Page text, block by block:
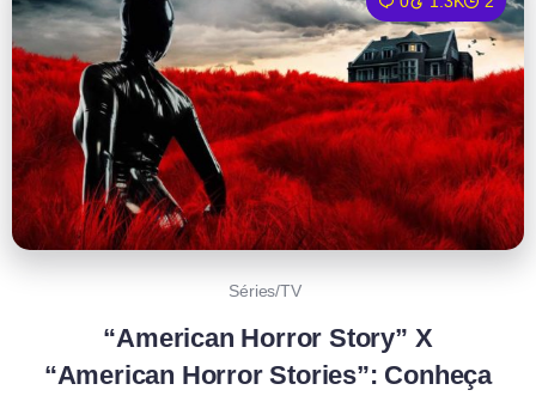
Séries/TV
“American Horror Story” X
“American Horror Stories”: Conheça